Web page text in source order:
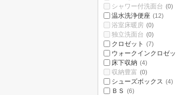
シャワー付洗面台 (0)
温水洗浄便座 (12)
浴室床暖房 (0)
独立洗面台 (0)
クロゼット (7)
ウォークインクロゼッ
床下収納 (4)
収納豊富 (0)
シューズボックス (4)
ＢＳ (6)